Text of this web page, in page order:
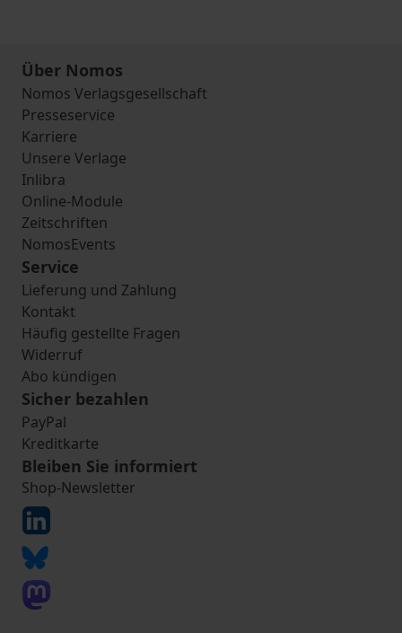
Über Nomos
Nomos Verlagsgesellschaft
Presseservice
Karriere
Unsere Verlage
Inlibra
Online-Module
Zeitschriften
NomosEvents
Service
Lieferung und Zahlung
Kontakt
Häufig gestellte Fragen
Widerruf
Abo kündigen
Sicher bezahlen
PayPal
Kreditkarte
Bleiben Sie informiert
Shop-Newsletter